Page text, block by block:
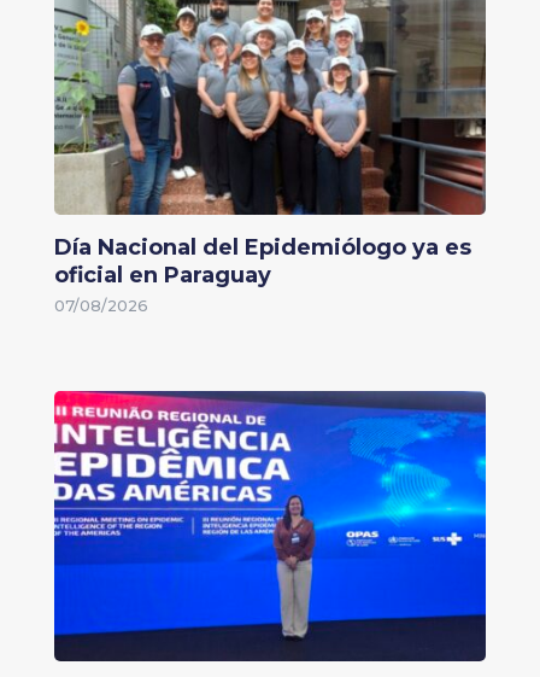
Día Nacional del Epidemiólogo ya es
oficial en Paraguay
07/08/2026